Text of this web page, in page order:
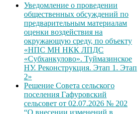
Уведомление о проведении
общественных обсуждений по
предварительным материалам
оценки воздействия на
окружающую среду, по объекту
«НПС МН НКК ЛПДС
«Субханкулово». Туймазинское
НУ. Реконструкция. Этап 1. Этап
2»
Решение Совета сельского
поселения Гафуровский
сельсовет от 02.07.2026 № 202
“О внесении изменений в